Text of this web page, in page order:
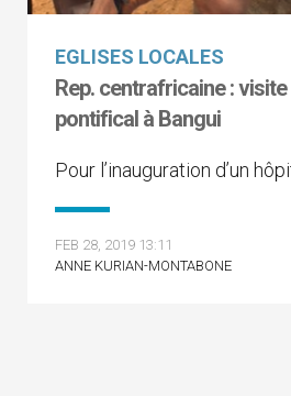
EGLISES LOCALES
Rep. centrafricaine :
pontifical à Bangui
Pour l’inauguration d’un
FEB 28, 2019 13:11
ANNE KURIAN-MONTABONE